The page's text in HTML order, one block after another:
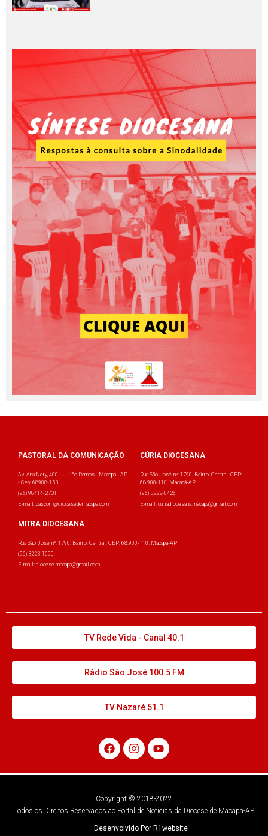
PASTORAL DA COMUNICAÇÃO
Av. Ana Nery, 400 - Julião Ramos - Macapá - AP
- Cep: 68908-153
(96) 98414-2731
E-mail: pascom@diocesedemacapa.com
CÚRIA DIOCESANA
Rua São José, nº: 1790. Bairro: Central. CEP:
68.900-110. Macapá-AP
(96) 3222-0426
E-mail: curiadiocesana.macapa@gmail.com
MITRA DIOCESANA
Rua São José, nº: 1790. Bairro: Central. CEP: 68.900-110. Macapá-AP
(96) 3223-1690
E-mail: diocese.macapa@gmail.com
TV Rede Vida - Canal 40.1
Rádio São José 100.5 FM
TV Nazaré 51.1
Copyright © 2018-2022
Todos os Direitos Reservados ao Portal de Notícias da Diocese de Macapá-AP
Desenvolvido Por R1website